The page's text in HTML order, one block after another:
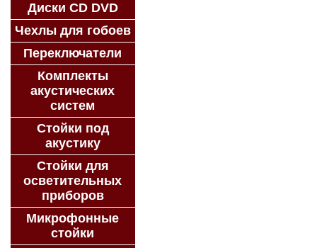
Диски CD DVD
Чехлы для гобоев
Переключатели
Комплекты
акустических
систем
Стойки под
акустику
Стойки для
осветительных
приборов
Микрофонные
стойки